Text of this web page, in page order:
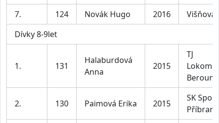
7.
124 Novák Hugo 2016
Višňová
Dívky 8-9let
1. 131
Halaburdová
Anna
2015
TJ
Beroun
2. 130 Paimová Erika 2015
SK
Příbram